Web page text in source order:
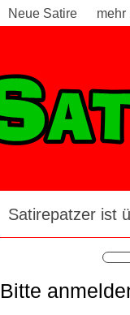
Neue Satire mehr
Satirepatzer ist
Bitte